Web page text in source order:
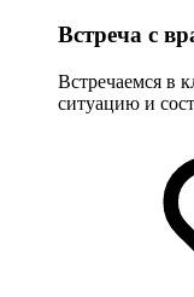
Встреча с
Встречаемся в
ситуацию и